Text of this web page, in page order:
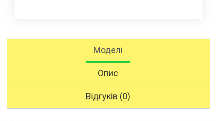
Моделі
Опис
Відгуків (0)